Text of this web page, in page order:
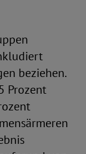
beziehen.
Prozent